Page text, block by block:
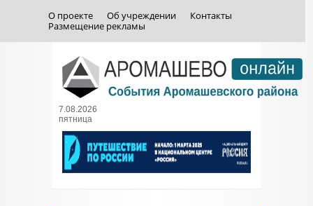
О проекте Об учреждении
Контакты
Размещение рекламы
7.08.2026
пятница